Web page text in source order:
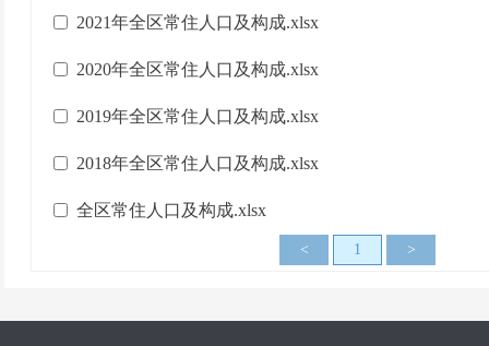
2021年全区常住人口及构成.xlsx
2020年全区常住人口及构成.xlsx
2019年全区常住人口及构成.xlsx
2018年全区常住人口及构成.xlsx
全区常住人口及构成.xlsx
< 1 >